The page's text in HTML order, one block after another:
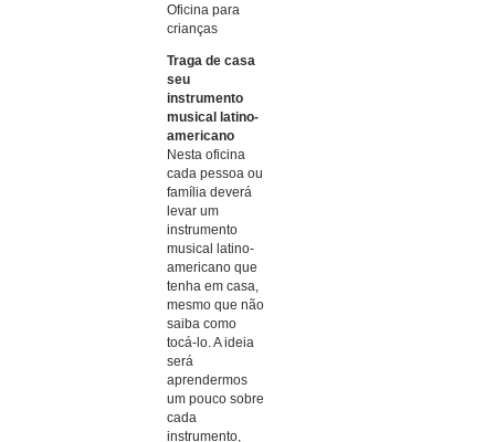
Oficina para
crianças
Traga de casa
seu
instrumento
musical latino-
americano
Nesta oficina
cada pessoa ou
família deverá
levar um
instrumento
musical latino-
americano que
tenha em casa,
mesmo que não
saiba como
tocá-lo. A ideia
será
aprendermos
um pouco sobre
cada
instrumento,